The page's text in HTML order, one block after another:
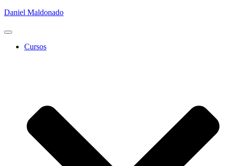
Daniel Maldonado
Cambiar
Cursos